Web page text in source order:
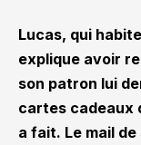
Lucas, qui
explique avoir
son patron lui
cartes cadeaux
a fait. Le mail